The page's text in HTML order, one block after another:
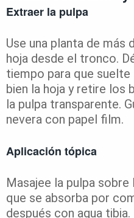
Extraer la pulpa
Use una planta de más
hoja desde el tronco.
tiempo para que suelte
bien la hoja y retire los
la pulpa transparente.
nevera con papel film.
Aplicación tópica
Masajee la pulpa sobre
que se absorba por
después con agua